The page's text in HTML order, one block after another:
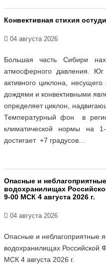
Конвективная стихия
04 августа 2026
Большая часть Сибири
атмосферного давления.
активного циклона,
дождями и конвективными
определяет циклон,
Температурный фон в
климатической нормы на
достигает +7 градусов...
Опасные и
водохранилищах
9-00 МСК 4 августа 2026 г.
04 августа 2026
Опасные и неблагоприятные
водохранилищах Российской
МСК 4 августа 2026 г.